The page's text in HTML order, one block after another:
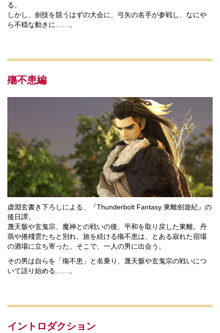
る。
しかし、劍技を競うはずの大会に、弓矢の名手が参戦し、なにや
ら不穏な動きに……。
殤不患編
虚淵玄書き下ろしによる、『Thunderbolt Fantasy 東離劍遊紀』の
後日譚。
蔑天骸や玄鬼宗、魔神との戦いの後、平和を取り戻した東離。丹
翡や捲殘雲たちと別れ、旅を続ける殤不患は、とある寂れた宿場
の酒場に立ち寄った。そこで、一人の男に出会う。
その男は自らを「殤不患」と名乗り、蔑天骸や玄鬼宗の戦いにつ
いて語り始める……。
イントロダクション